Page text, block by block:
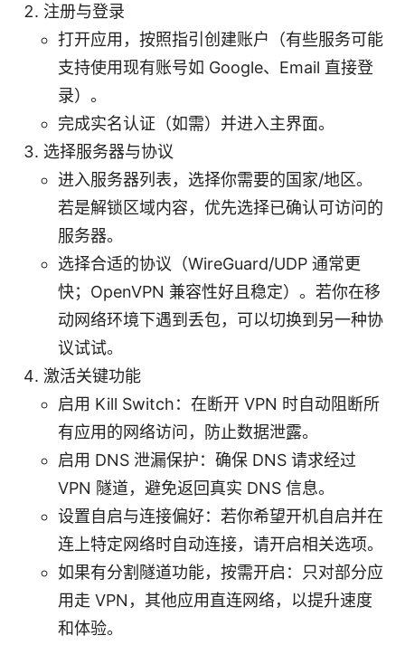
注册与登录
打开应用，按照指引创建账户（有些服务可能
支持使用现有账号如 Google、Email 直接登
录）。
完成实名认证（如需）并进入主界面。
选择服务器与协议
进入服务器列表，选择你需要的国家/地区。
若是解锁区域内容，优先选择已确认可访问的
服务器。
选择合适的协议（WireGuard/UDP 通常更
快；OpenVPN 兼容性好且稳定）。若你在移
动网络环境下遇到丢包，可以切换到另一种协
议试试。
激活关键功能
启用 Kill Switch：在断开 VPN 时自动阻断所
有应用的网络访问，防止数据泄露。
启用 DNS 泄漏保护：确保 DNS 请求经过
VPN 隧道，避免返回真实 DNS 信息。
设置自启与连接偏好：若你希望开机自启并在
连上特定网络时自动连接，请开启相关选项。
如果有分割隧道功能，按需开启：只对部分应
用走 VPN，其他应用直连网络，以提升速度
和体验。